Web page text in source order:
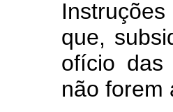
que,
ofício das
não forem